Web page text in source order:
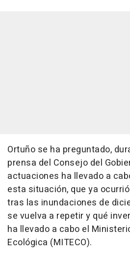
Ortuño se ha preguntado,
prensa del Consejo del
actuaciones ha llevado a
esta situación, que ya
tras las inundaciones de
se vuelva a repetir y qué
ha llevado a cabo el
Ecológica (MITECO).